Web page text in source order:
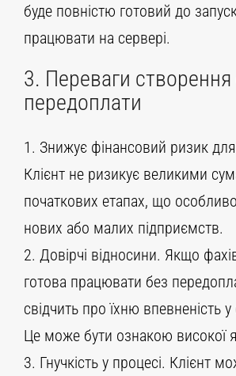
буде повністю готовий до
працювати на сервері.
3. Переваги створення
передоплати
1. Знижує фінансовий ризик для
Клієнт не ризикує великими
початкових етапах, що
нових або малих підприємств.
2. Довірчі відносини. Якщо
готова працювати без
свідчить про їхню впевненість у
Це може бути ознакою високої
3. Гнучкість у процесі. Клієнт